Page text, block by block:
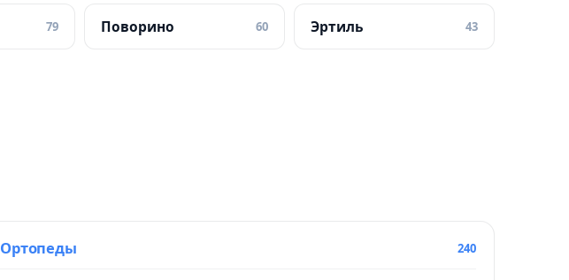
79 Поворино 60 Эртиль 43
Ортопеды 240